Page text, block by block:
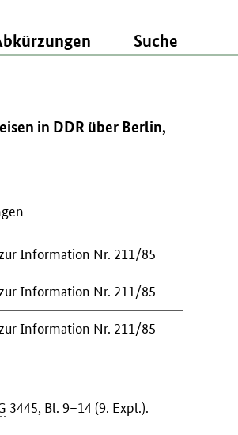
Suche
in DDR über Berlin,
Information Nr. 211/85
Information Nr. 211/85
Information Nr. 211/85
3445, Bl. 9–14 (9. Expl.).